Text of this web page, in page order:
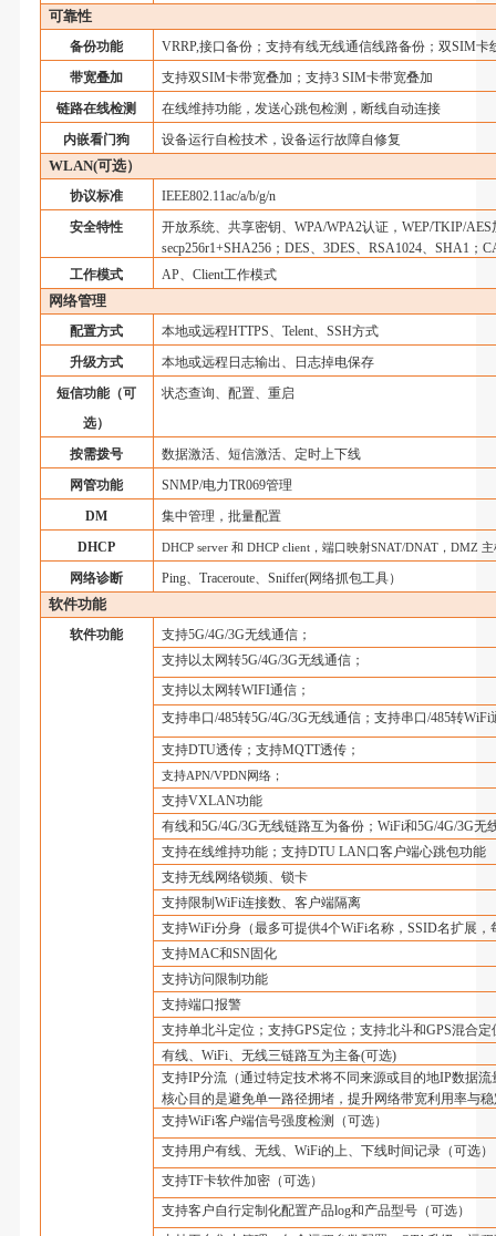
可靠性
备份功能 VRRP,接口备份； 支持有线无线通信线路备份； 双SIM卡
带宽叠加
支持双SIM卡带宽叠加；支持3 SIM卡带宽叠加
链路在线检测
在线维持功能，发送心跳包检测，断线自动连接
内嵌看门狗
设备运行自检技术，设备运行故障自修复
WLAN(可选）
协议标准
IEEE802.11ac/a/b/g/n
安全特性
开放系统、共享密钥、 WPA/WPA2认证， WEP/TKIP/AES
secp256r1+SHA256； DES、3DES、RSA1024、SHA1 ；
工作模式
AP、 Client工作模式
网络管理
配置方式 本地或远程HTTPS、 Telent、 SSH方式
升级方式
本地或远程日志输出、日志掉电保存
短信功能（可
选）
状态查询、配置、重启
按需拨号
数据激活、短信激活、定时上下线
网管功能
SNMP/电力TR069管理
DM
集中管理，批量配置
DHCP
DHCP server 和 DHCP client，端口映射SNAT/DNAT， DMZ 主
网络诊断 Ping、 Traceroute、 Sniffer(网络抓包工具）
软件功能
软件功能 支持5G/4G/3G无线通信；
支持以太网转5G/4G/3G无线通信；
支持以太网转WIFI通信；
支持串口/485转5G/4G/3G无线通信；支持串口/485转WiFi
支持DTU透传；支持MQTT透传；
支持APN/VPDN网络；
支持VXLAN功能
有线和5G/4G/3G无线链路互为备份； WiFi和5G/4G/3G无
支持在线维持功能；支持DTU LAN口客户端心跳包功能
支持无线网络锁频、锁卡
支持限制 WiFi连接数、客户端隔离
支持WiFi分身（最多可提供4个WiFi名称， SSID名扩展，
支持MAC和SN固化
支持访问限制功能
支持端口报警
支持单北斗定位；支持GPS定位；支持北斗和GPS混合定
有线、 WiFi、无线三链路互为主备(可选)
支持IP分流（通过特定技术将不同来源或目的地IP数据流
核心目的是避免单一路径拥堵，提升网络带宽利用率与
支持WiFi客户端信号强度检测（可选）
支持用户有线、无线、 WiFi的上、下线时间记录（可选）
支持TF卡软件加密（可选）
支持客户自行定制化配置产品log和产品型号（可选）